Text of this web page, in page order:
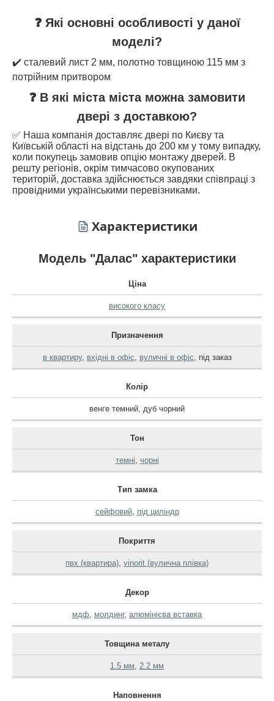
❓ Які основні особливості у даної
моделі?
✔️ сталевий лист 2 мм, полотно товщиною 115 мм з
потрійним притвором
❓ В які міста міста можна замовити
двері з доставкою?
✅ Наша компанія доставляє двері по Києву та
Київській області на відстань до 200 км у тому випадку,
коли покупець замовив опцію монтажу дверей. В
решту регіонів, окрім тимчасово окупованих
територій, доставка здійснюється завдяки співпраці з
провідними українськими перевізниками.
Характеристики
Модель "Далас" характеристики
Ціна
високого класу
Призначення
в квартиру, вхідні в офіс, вуличні в офіс, під заказ
Колір
венге темний, дуб чорний
Тон
темні, чорні
Тип замка
сейфовий, під циліндр
Покриття
пвх (квартира), vinorit (вулична плівка)
Декор
мдф, молдинг, алюмінієва вставка
Товщина металу
1.5 мм, 2.2 мм
Наповнення